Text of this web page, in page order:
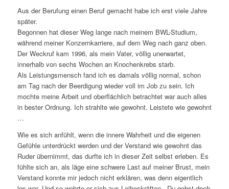
Aus der Berufung einen Beruf gemacht habe ich erst viele Jahre
später.
Begonnen hat dieser Weg lange nach meinem BWL-Studium,
während meiner Konzernkarriere, auf dem Weg nach ganz oben.
Der Weckruf kam 1996, als mein Vater, völlig unerwartet,
innerhalb von sechs Wochen an Knochenkrebs starb.
Als Leistungsmensch fand ich es damals völlig normal, schon
am Tag nach der Beerdigung wieder voll im Job zu sein. Ich
mochte meine Arbeit und oberflächlich betrachtet war auch alles
in bester Ordnung. Ich strahlte wie gewohnt. Leistete wie gewohnt
…
Wie es sich anfühlt, wenn die innere Wahrheit und die eigenen
Gefühle unterdrückt werden und der Verstand wie gewohnt das
Ruder übernimmt, das durfte ich in dieser Zeit selbst erleben. Es
fühlte sich an, als läge eine schwere Last auf meiner Brust, mein
Verstand konnte mir jedoch nicht erklären, was denn eigentlich